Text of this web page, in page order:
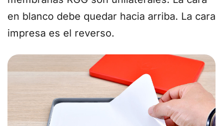
en blanco debe quedar hacia arriba. La cara
impresa es el reverso.